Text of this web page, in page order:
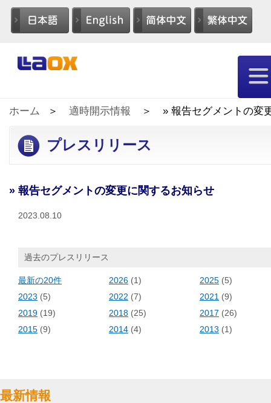
ホーム 適時開示情報 » 報告セグメントの変
プレスリリース
» 報告セグメントの変更に関するお知らせ
2023.08.10
過去のプレスリリース
最新の20件 2026 (1) 2025 (5)
2023 (5) 2022 (7) 2021 (9)
2019 (19) 2018 (25) 2017 (26)
2015 (9) 2014 (4) 2013 (1)
最新情報